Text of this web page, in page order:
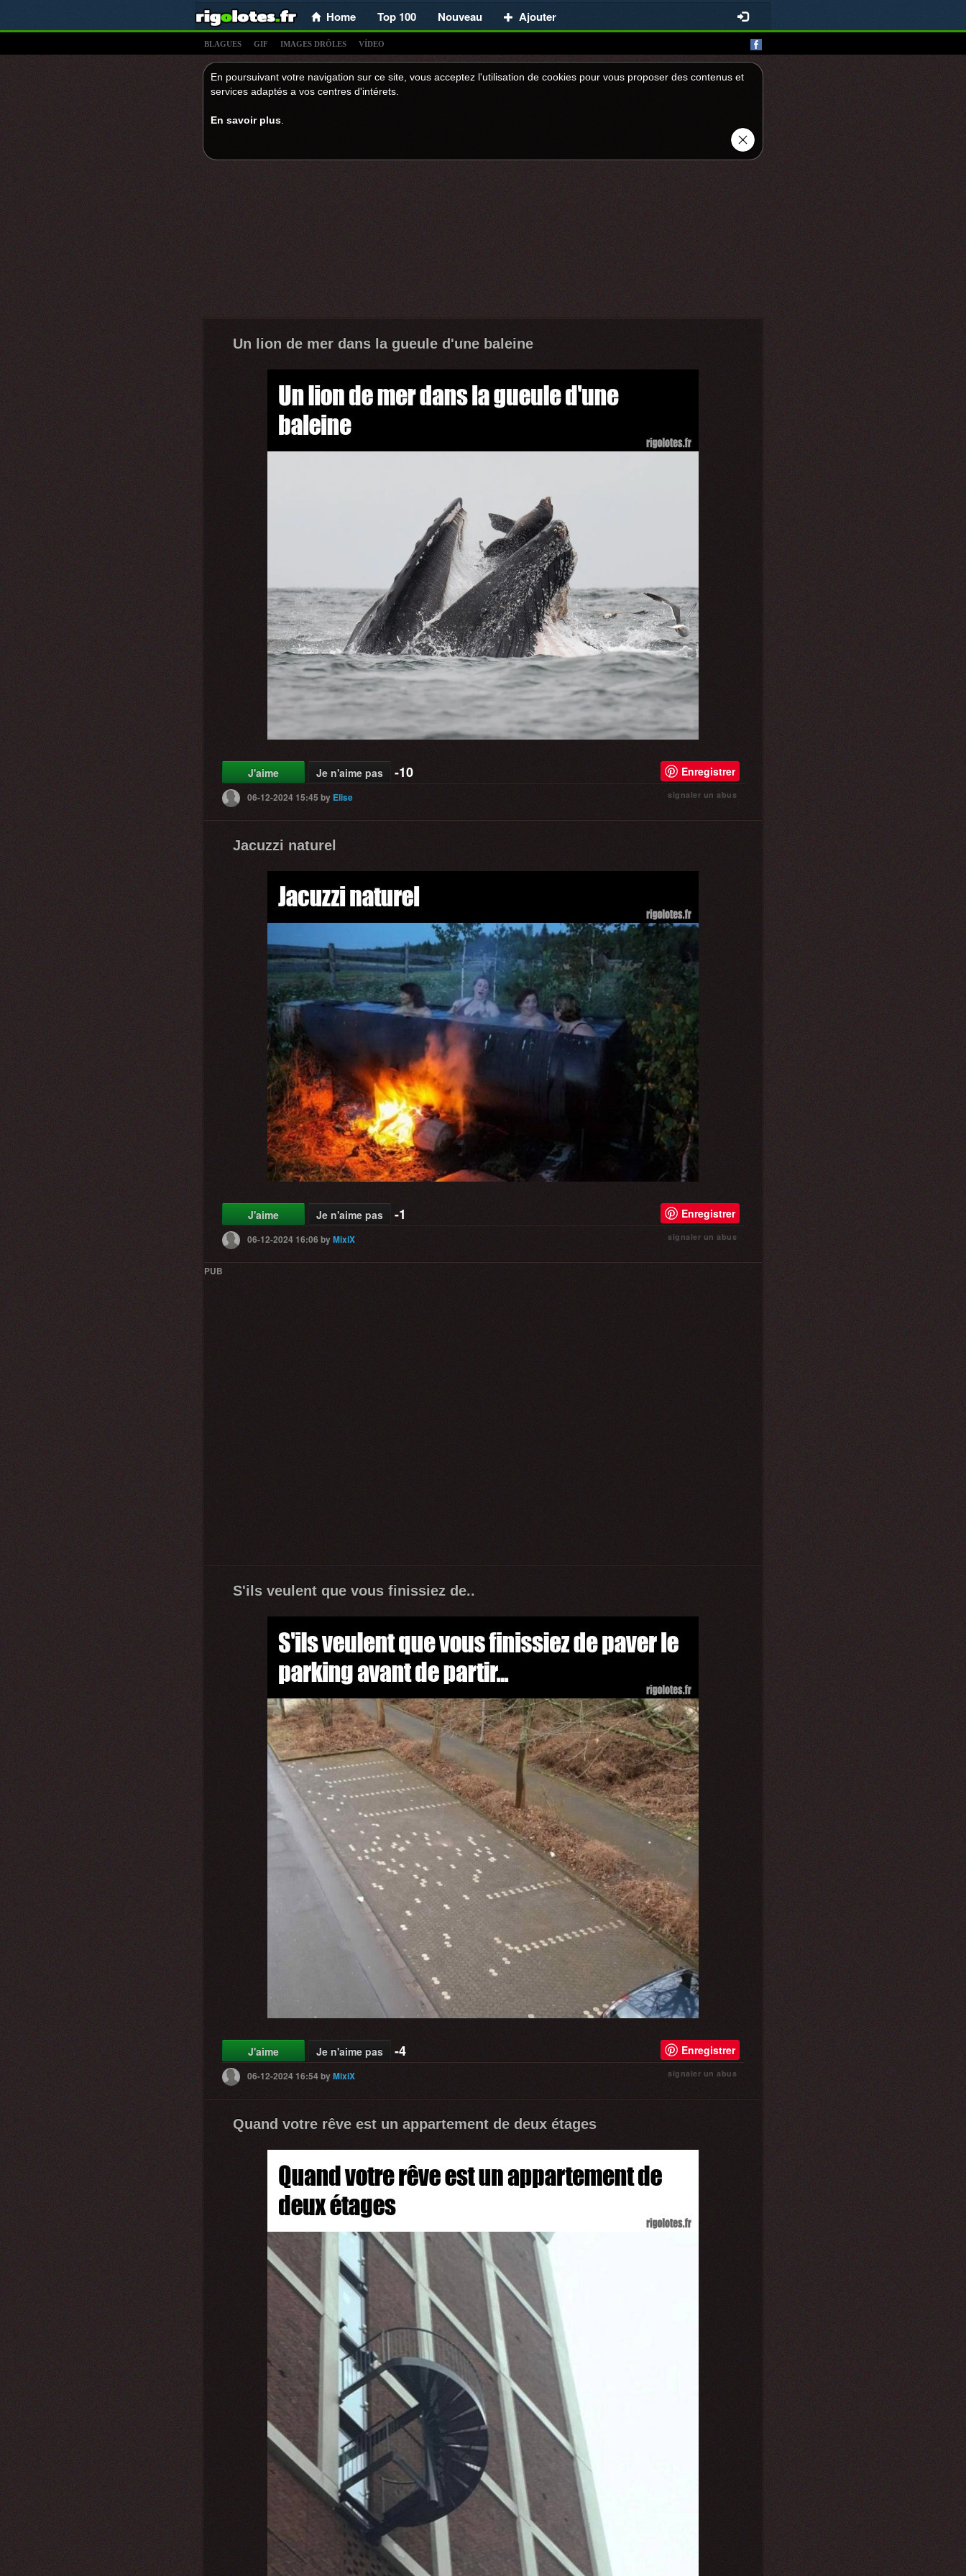
Home Top 100 Nouveau Ajouter
BLAGUES GIF IMAGES DRÔLES VÍDEO
En poursuivant votre navigation sur ce site, vous acceptez l'utilisation de cookies pour vous proposer des contenus et
services adaptés a vos centres d'intérets.
En savoir plus
Un lion de mer dans la gueule d'une baleine
J'aime Je n'aime pas -10 Enregistrer
06-12-2024 15:45 by Elise signaler un abus
Jacuzzi naturel
J'aime Je n'aime pas -1 Enregistrer
06-12-2024 16:06byMixiX signaler un abus
PUB
S'ils veulent que vous finissiez de..
J'aime Je n'aime pas -4 Enregistrer
06-12-2024 16:54byMixiX signaler un abus
Quand votre rêve est un appartement de deux étages